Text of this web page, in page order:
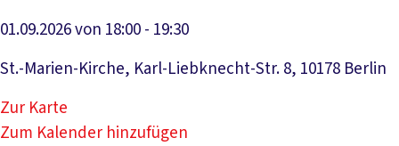
01.09.2026 von 18:00 - 19:30
St.-Marien-Kirche, Karl-Liebknecht-Str. 8, 10178 Berlin
Zur Karte
Zum Kalender hinzufügen